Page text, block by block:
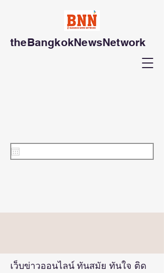
theBangkokNewsNetwork
เว็บข่าวออนไลน์ ทันสมัย ทันใจ ติด